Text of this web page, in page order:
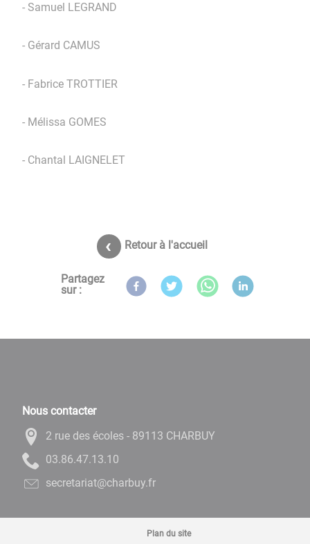
- Samuel LEGRAND
- Gérard CAMUS
- Fabrice TROTTIER
- Mélissa GOMES
- Chantal LAIGNELET
Retour à l'accueil
Partagez
sur :
Nous contacter
2 rue des écoles - 89113 CHARBUY
01.31.74.68.30
rf.yubrahc@tairaterces
Plan du site